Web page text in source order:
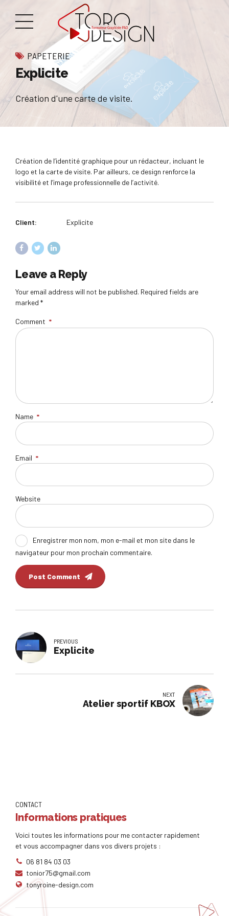
PAPETERIE
Explicite
Création d'une carte de visite.
Création de l’identité graphique pour un rédacteur, incluant le
logo et la carte de visite. Par ailleurs, ce design renforce la
visibilité et l’image professionnelle de l’activité.
Client: Explicite
Leave a Reply
Your email address will not be published. Required fields are
marked *
Comment *
Name *
Email *
Website
Enregistrer mon nom, mon e-mail et mon site dans le
navigateur pour mon prochain commentaire.
Post Comment
PREVIOUS
Explicite
NEXT
Atelier sportif KBOX
CONTACT
Informations pratiques
Voici toutes les informations pour me contacter rapidement
et vous accompagner dans vos divers projets :
06 81 84 03 03
tonior75@gmail.com
tonyroine-design.com